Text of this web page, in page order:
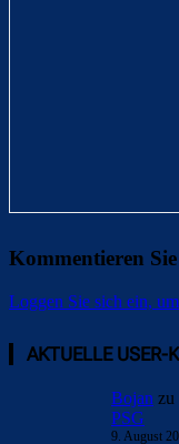
Kommentieren
Loggen Sie sich ein,